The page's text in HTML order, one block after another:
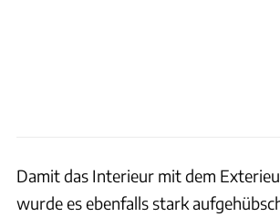
Damit das Interieur mit dem
wurde es ebenfalls stark